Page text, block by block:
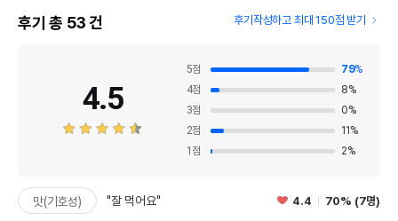
후기 총 53건 후기작성하고 최대 150점 받기
4.5
5점 79%
4점 8%
3점 0%
2점 11 %
1 점 2%
맛(기호성) "잘 먹어요" 4.4 70% (7명)